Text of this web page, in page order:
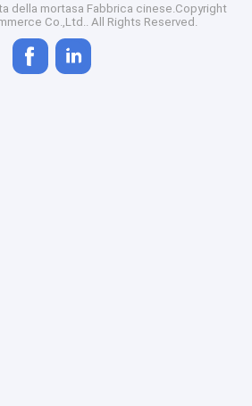
della mortasa Fabbrica cinese.Copyright
Co.,Ltd.. All Rights Reserved.